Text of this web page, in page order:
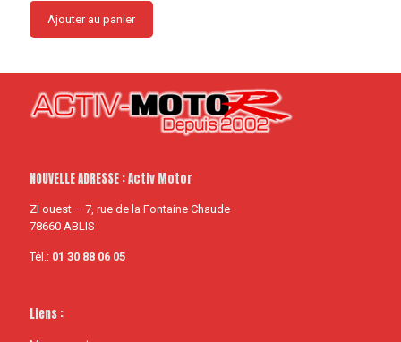
Ajouter au panier
NOUVELLE ADRESSE : Activ Motor
ZI ouest – 7, rue de la Fontaine Chaude
78660 ABLIS
Tél.: 01 30 88 06 05
Liens :